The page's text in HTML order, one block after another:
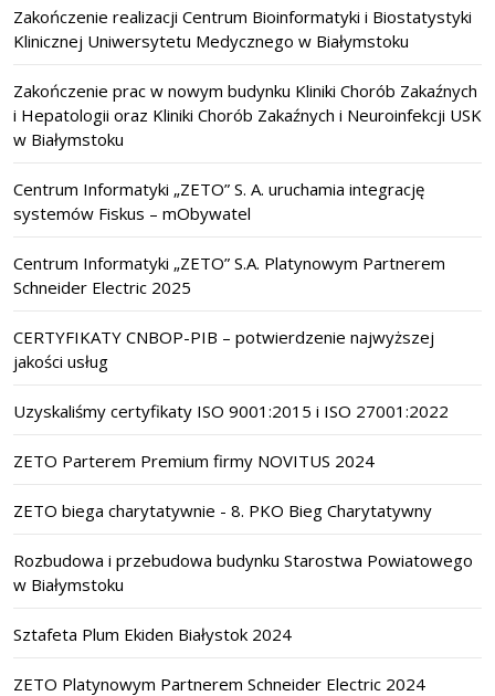
Zakończenie realizacji Centrum Bioinformatyki i Biostatystyki
Klinicznej Uniwersytetu Medycznego w Białymstoku
Zakończenie prac w nowym budynku Kliniki Chorób Zakaźnych
i Hepatologii oraz Kliniki Chorób Zakaźnych i Neuroinfekcji USK
w Białymstoku
Centrum Informatyki „ZETO” S. A. uruchamia integrację
systemów Fiskus – mObywatel
Centrum Informatyki „ZETO” S.A. Platynowym Partnerem
Schneider Electric 2025
CERTYFIKATY CNBOP-PIB – potwierdzenie najwyższej
jakości usług
Uzyskaliśmy certyfikaty ISO 9001:2015 i ISO 27001:2022
ZETO Parterem Premium firmy NOVITUS 2024
ZETO biega charytatywnie - 8. PKO Bieg Charytatywny
Rozbudowa i przebudowa budynku Starostwa Powiatowego
w Białymstoku
Sztafeta Plum Ekiden Białystok 2024
ZETO Platynowym Partnerem Schneider Electric 2024